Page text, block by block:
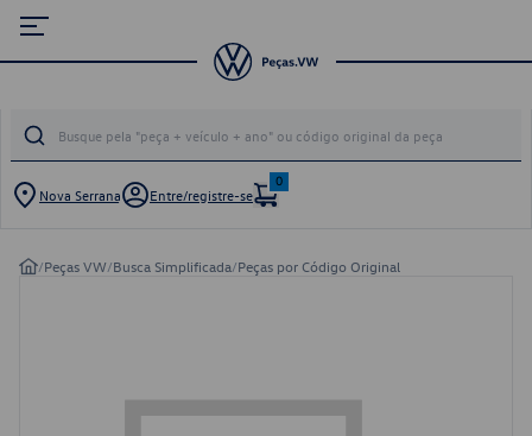
Nova Serrana Entre/registre-se
0
/Peças VW/Busca Simplificada/Peças por Código Original